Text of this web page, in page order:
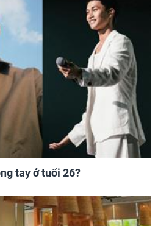
tay ở tuổi 26?